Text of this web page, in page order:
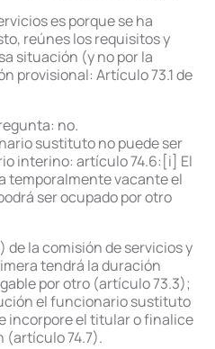
es porque se ha
reúnes los requisitos y
situación (y no por la
provisional: Artículo 73.1 de
no.
sustituto no puede ser
interino: artículo 74.6:[i] El
temporalmente vacante el
ser ocupado por otro
la comisión de servicios y
tendrá la duración
por otro (artículo 73.3);
el funcionario sustituto
incorpore el titular o finalice
(artículo 74.7).